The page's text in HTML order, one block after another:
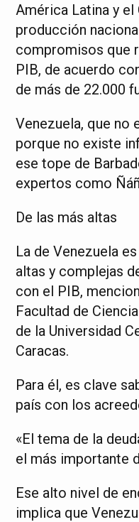
América Latina y
producción
compromisos que
PIB, de acuerdo
de más de 22.000
Venezuela, que no
porque no existe
ese tope de
expertos como
De las más altas
La de Venezuela
altas y complejas
con el PIB,
Facultad de
de la Universidad
Caracas.
Para él, es clave
país con los
«El tema de la
el más importante
Ese alto nivel de
implica que